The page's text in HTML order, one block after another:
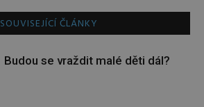
SOUVISEJÍCÍ ČLÁNKY
Budou se vraždit malé děti dál?